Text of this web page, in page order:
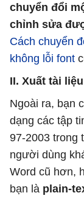
chuyển đổi
chỉnh sửa
Cách chuyển
không lỗi font
II. Xuất tài
Ngoài ra, bạn
dạng các tập
97-2003 trong
người dùng
Word cũ hơn,
bạn là plain-